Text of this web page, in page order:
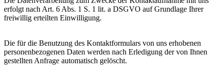
erfolgt nach Art. 6 Abs. 1 S. 1 lit. a DSGVO auf Grundlage Ihrer
freiwillig erteilten Einwilligung.
Die für die Benutzung des Kontaktformulars von uns erhobenen
personenbezogenen Daten werden nach Erledigung der von Ihnen
gestellten Anfrage automatisch gelöscht.